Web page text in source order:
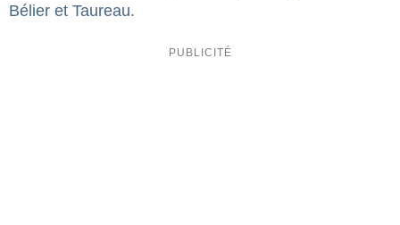
Bélier et Taureau.